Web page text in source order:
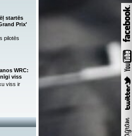
startēs
Prix'
pilotēs
WRC:
viss
viss ir